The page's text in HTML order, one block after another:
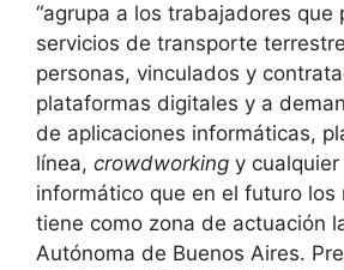
“agrupa a los trabajadores que
servicios de transporte
personas, vinculados y
plataformas digitales y a
de aplicaciones informáticas,
línea, crowdworking y
informático que en el futuro los
tiene como zona de actuación
Autónoma de Buenos Aires.